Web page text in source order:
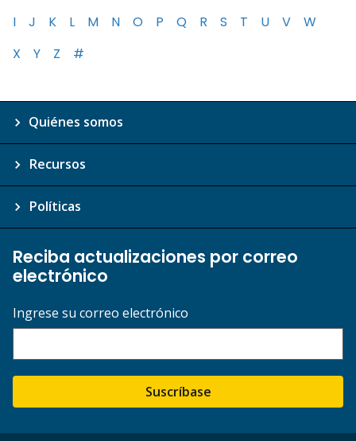
I
J K L M N O P Q R S T U V
W
X
Y Z #
Quiénes somos
Recursos
Políticas
Reciba actualizaciones por correo
electrónico
Ingrese su correo electrónico
Suscríbase